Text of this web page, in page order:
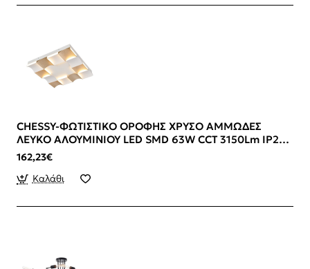
Αναβαθμίστε τον φωτισμό του χώρου σας με
CHESSY-ΦΩΤΙΣΤΙΚΟ ΟΡΟΦΗΣ ΧΡΥΣΟ ΑΜΜΩΔΕΣ
ΛΕΥΚΟ ΑΛΟΥΜΙΝΙΟΥ LED SMD 63W CCT 3150Lm IP20
422X422X55MM
162,23€
Καλάθι